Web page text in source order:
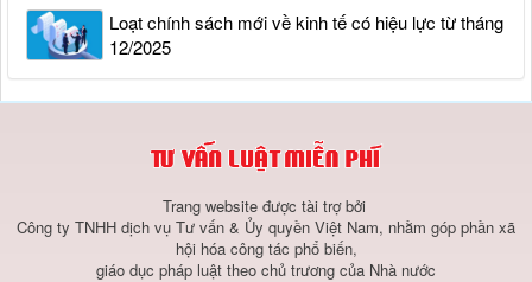
Loạt chính sách mới về kinh tế có hiệu lực từ tháng
12/2025
Trang website được tài trợ bởi
Công ty TNHH dịch vụ Tư vấn & Ủy quyền Việt Nam, nhằm góp phần xã
hội hóa công tác phổ biến,
giáo dục pháp luật theo chủ trương của Nhà nước